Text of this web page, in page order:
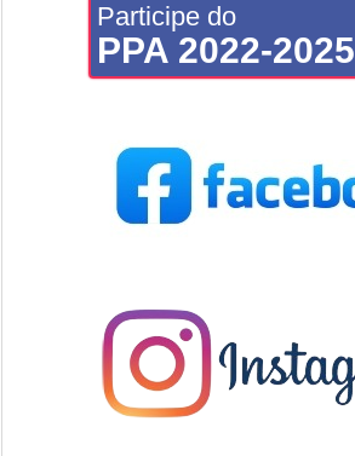
Participe do
PPA 2022-2025